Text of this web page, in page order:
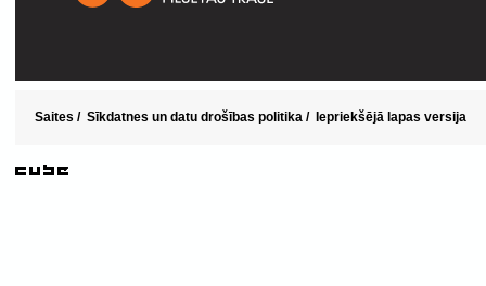
Saites / Sīkdatnes un datu drošības politika / Iepriekšējā lapas versija